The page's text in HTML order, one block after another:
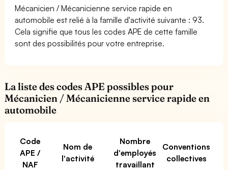
Mécanicien / Mécanicienne service rapide en
automobile est relié à la famille d'activité suivante : 93.
Cela signifie que tous les codes APE de cette famille
sont des possibilités pour votre entreprise.
La liste des codes APE possibles pour
Mécanicien / Mécanicienne service rapide en
automobile
Code
APE /
NAF
Nom de
l'activité
Nombre
d'employés
travaillant
Conventions
collectives